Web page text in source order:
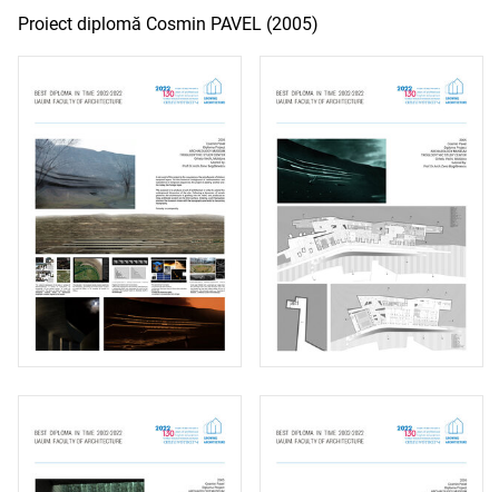
Proiect diplomă Cosmin PAVEL (2005)